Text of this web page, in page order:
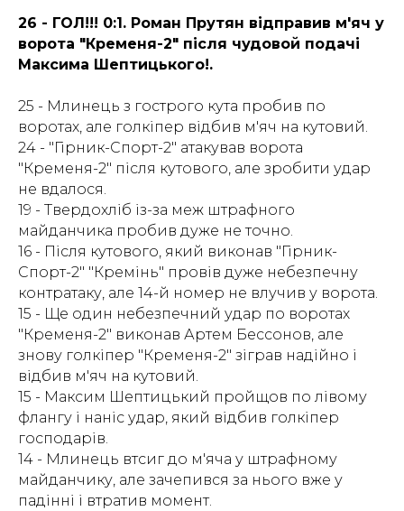
26 - ГОЛ!!! 0:1. Роман Прутян відправив м'яч у
ворота "Кременя-2" після чудовой подачі
Максима Шептицького!.
25 - Млинець з гострого кута пробив по
воротах, але голкіпер відбив м'яч на кутовий.
24 - "Гірник-Спорт-2" атакував ворота
"Кременя-2" після кутового, але зробити удар
не вдалося.
19 - Твердохліб із-за меж штрафного
майданчика пробив дуже не точно.
16 - Після кутового, який виконав "Гірник-
Спорт-2" "Кремінь" провів дуже небезпечну
контратаку, але 14-й номер не влучив у ворота.
15 - Ще один небезпечний удар по воротах
"Кременя-2" виконав Артем Бессонов, але
знову голкіпер "Кременя-2" зіграв надійно і
відбив м'яч на кутовий.
15 - Максим Шептицький пройщов по лівому
флангу і наніс удар, який відбив голкіпер
господарів.
14 - Млинець втсиг до м'яча у штрафному
майданчику, але зачепився за нього вже у
падінні і втратив момент.